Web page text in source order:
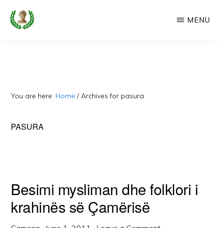
Skip
Faqe
Dedikuar
MENU
You are here: Home / Archives for pasura
PASURA
Besimi mysliman dhe folklori i
krahinës së Çamërisë